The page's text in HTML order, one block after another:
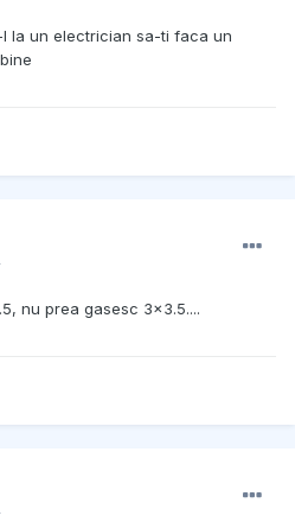
la un electrician sa-ti faca un
nu prea gasesc 3x3.5....